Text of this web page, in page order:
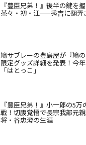
『豊臣兄弟！』後半の鍵を
茶々・初・江——秀吉に翻弄
鳩サブレーの豊島屋が『鳩の
限定グッズ詳細を発表！今
「はとっこ」
『豊臣兄弟！』小一郎の5
戦！切腹覚悟で長宗我部元
将・谷忠澄の生涯